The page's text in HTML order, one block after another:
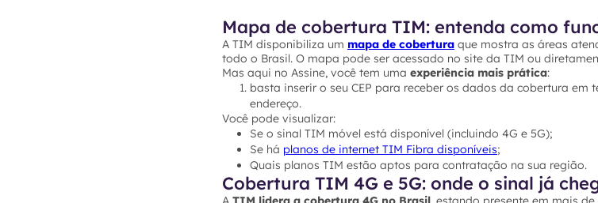
Mapa de cobertura TIM: entenda como
A TIM disponibiliza um mapa de cobertura que mostra as áreas
todo o Brasil. O mapa pode ser acessado no site da TIM ou
Mas aqui no Assine, você tem uma experiência mais prática:
basta inserir o seu CEP para receber os dados da cobertura em
endereço.
Você pode visualizar:
Se o sinal TIM móvel está disponível (incluindo 4G e 5G);
Se há planos de internet TIM Fibra disponíveis;
Quais planos TIM estão aptos para contratação na sua região.
Cobertura TIM 4G e 5G: onde o sinal já